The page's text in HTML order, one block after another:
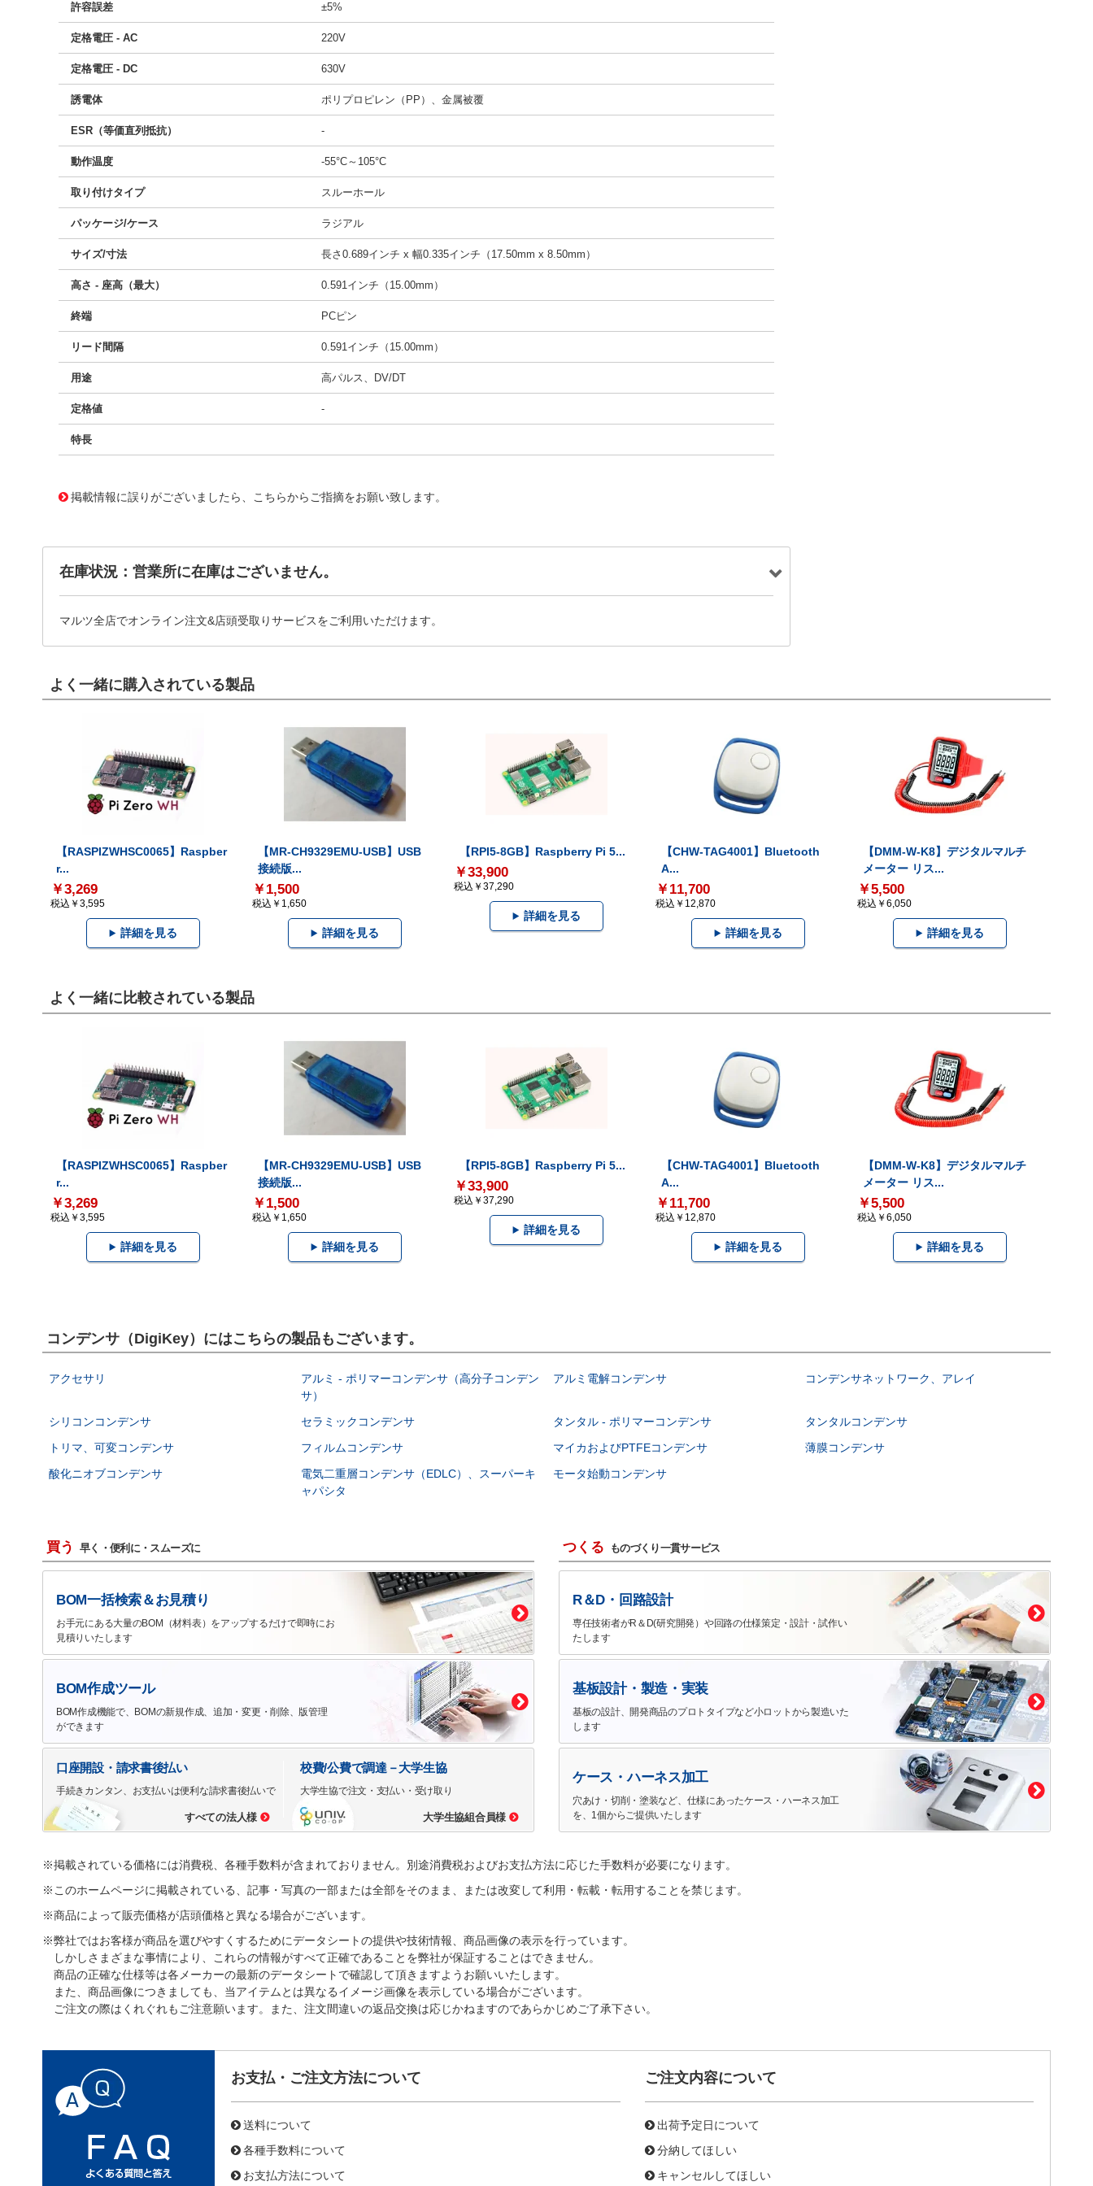
許容誤差 ±5%
定格電圧 - AC 220V
定格電圧 - DC 630V
誘電体 ポリプロピレン（PP）、金属被覆
ESR（等価直列抵抗） -
動作温度 -55°C～105°C
取り付けタイプ スルーホール
パッケージ/ケース ラジアル
サイズ/寸法 長さ0.689インチ x 幅0.335インチ（17.50mm x 8.50mm）
高さ - 座高（最大） 0.591インチ（15.00mm）
終端 PCピン
リード間隔 0.591インチ（15.00mm）
用途 高パルス、DV/DT
定格値 -
特長
掲載情報に誤りがございましたら、こちらからご指摘をお願い致します。
在庫状況：営業所に在庫はございません。
マルツ全店でオンライン注文&店頭受取りサービスをご利用いただけます。
よく一緒に購入されている製品
【RASPIZWHSC0065】Raspber
r...
￥3,269
税込￥3,595
詳細を見る
【MR-CH9329EMU-USB】USB
接続版...
￥1,500
税込￥1,650
詳細を見る
【RPI5-8GB】Raspberry Pi 5...
￥33,900
税込￥37,290
詳細を見る
【CHW-TAG4001】Bluetooth
A...
￥11,700
税込￥12,870
詳細を見る
【DMM-W-K8】デジタルマルチ
メーター リス...
￥5,500
税込￥6,050
詳細を見る
よく一緒に比較されている製品
【RASPIZWHSC0065】Raspber
r...
￥3,269
税込￥3,595
詳細を見る
【MR-CH9329EMU-USB】USB
接続版...
￥1,500
税込￥1,650
詳細を見る
【RPI5-8GB】Raspberry Pi 5...
￥33,900
税込￥37,290
詳細を見る
【CHW-TAG4001】Bluetooth
A...
￥11,700
税込￥12,870
詳細を見る
【DMM-W-K8】デジタルマルチ
メーター リス...
￥5,500
税込￥6,050
詳細を見る
コンデンサ（DigiKey）にはこちらの製品もございます。
アクセサリ
アルミ - ポリマーコンデンサ（高分子コンデン
サ）
アルミ電解コンデンサ コンデンサネットワーク、アレイ
シリコンコンデンサ セラミックコンデンサ タンタル - ポリマーコンデンサ
タンタルコンデンサ
トリマ、可変コンデンサ
フィルムコンデンサ マイカおよびPTFEコンデンサ
薄膜コンデンサ
酸化ニオブコンデンサ
電気二重層コンデンサ（EDLC）、スーパーキ
ャパシタ
モータ始動コンデンサ
買う 早く・便利に・スムーズに
BOM一括検索＆お見積り
お手元にある大量のBOM（材料表）をアップするだけで即時にお
見積りいたします
BOM作成ツール
BOM作成機能で、BOMの新規作成、追加・変更・削除、版管理
ができます
口座開設・請求書後払い
手続きカンタン、お支払いは便利な請求書後払いで
すべての法人様
校費/公費で調達－大学生協
大学生協で注文・支払い・受け取り
大学生協組合員様
つくる ものづくり一貫サービス
R＆D・回路設計
専任技術者がR＆D(研究開発）や回路の仕様策定・設計・試作い
たします
基板設計・製造・実装
基板の設計、開発商品のプロトタイプなど小ロットから製造いた
します
ケース・ハーネス加工
穴あけ・切削・塗装など、仕様にあったケース・ハーネス加工
を、1個からご提供いたします
※掲載されている価格には消費税、各種手数料が含まれておりません。別途消費税およびお支払方法に応じた手数料が必要になります。
※このホームページに掲載されている、記事・写真の一部または全部をそのまま、または改変して利用・転載・転用することを禁じます。
※商品によって販売価格が店頭価格と異なる場合がございます。
※弊社ではお客様が商品を選びやすくするためにデータシートの提供や技術情報、商品画像の表示を行っています。
しかしさまざまな事情により、これらの情報がすべて正確であることを弊社が保証することはできません。
商品の正確な仕様等は各メーカーの最新のデータシートで確認して頂きますようお願いいたします。
また、商品画像につきましても、当アイテムとは異なるイメージ画像を表示している場合がございます。
ご注文の際はくれぐれもご注意願います。また、注文間違いの返品交換は応じかねますのであらかじめご了承下さい。
お支払・ご注文方法について
送料について
各種手数料について
お支払方法について
ご注文内容について
出荷予定日について
分納してほしい
キャンセルしてほしい